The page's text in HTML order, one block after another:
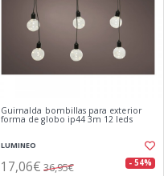
Guirnalda bombillas para exterior
forma de globo ip44 3m 12 leds
LUMINEO
17,06€ 36,95€ - 54%